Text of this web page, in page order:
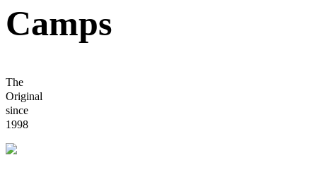
Camps
The
Original
since
1998